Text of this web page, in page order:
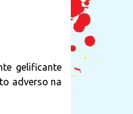
gelificante
adverso na